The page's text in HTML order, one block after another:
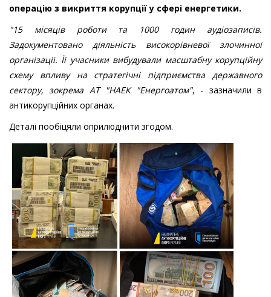
операцію з викриття корупції у сфері енергетики.
"15 місяців роботи та 1000 годин аудіозаписів.
Задокументовано діяльність високорівневої злочинної
організації. Її учасники вибудували масштабну корупційну
схему впливу на стратегічні підприємства державного
сектору, зокрема АТ "НАЕК "Енергоатом", - зазначили в
антикорупційних органах.
Деталі пообіцяли оприлюднити згодом.